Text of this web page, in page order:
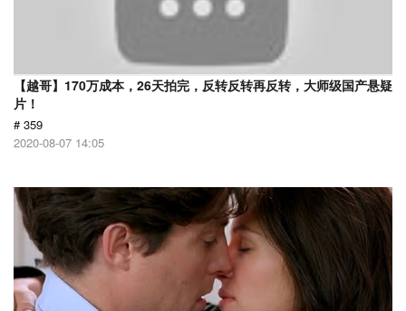
【越哥】170万成本，26天拍完，反转反转再反转，大师级国产悬疑
片！
# 359
2020-08-07 14:05